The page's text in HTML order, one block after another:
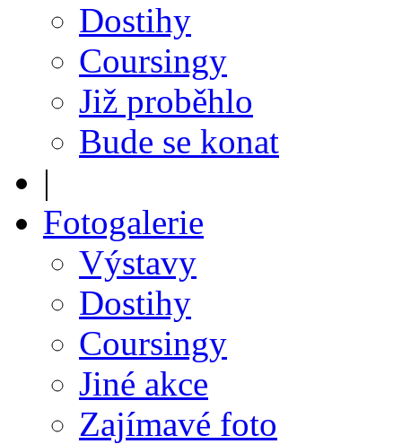
Dostihy
Coursingy
Již proběhlo
Bude se konat
|
Fotogalerie
Výstavy
Dostihy
Coursingy
Jiné akce
Zajímavé foto